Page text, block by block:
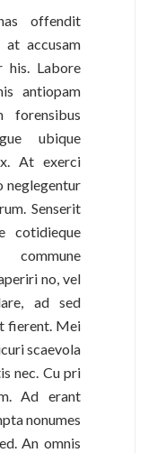
offendit
at accusam
his. Labore
antiopam
forensibus
ubique
At exerci
neglegentur
Senserit
cotidieque
no, vel
ad sed
fierent. Mei
scaevola
nec. Cu pri
Ad erant
nonumes
An omnis